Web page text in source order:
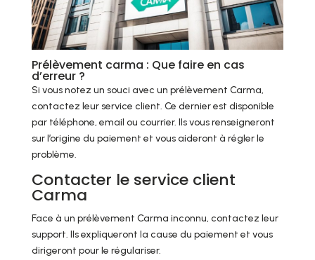
Prélèvement carma : Que faire en cas
d’erreur ?
Si vous notez un souci avec un prélèvement Carma,
contactez leur service client. Ce dernier est disponible
par téléphone, email ou courrier. Ils vous renseigneront
sur l’origine du paiement et vous aideront à régler le
problème.
Contacter le service client
Carma
Face à un prélèvement Carma inconnu, contactez leur
support. Ils expliqueront la cause du paiement et vous
dirigeront pour le régulariser.